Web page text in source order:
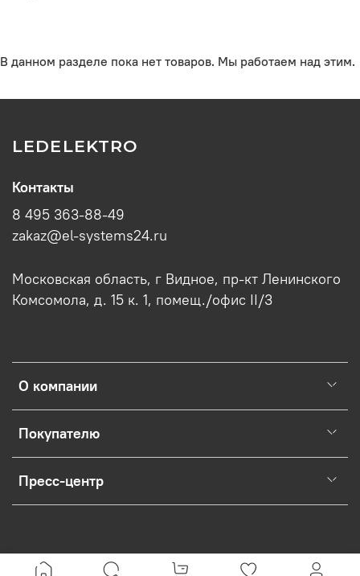
В данном разделе пока нет товаров. Мы работаем над этим.
LEDELEKTRO
О компании
Покупателю
Пресс-центр
Контакты
8 495 363-88-49
zakaz@el-systems24.ru
Московская область, г Видное, пр-кт Ленинского
Комсомола, д. 15 к. 1, помещ./офис II/3